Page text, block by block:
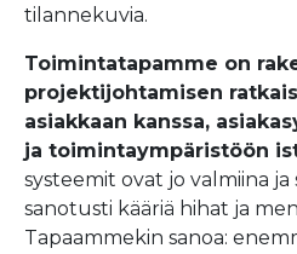
tilannekuvia.
Toimintatapamme on
projektijohtamisen
asiakkaan kanssa,
ja toimintaympäristöön
systeemit ovat jo valmiina ja
sanotusti kääriä hihat ja
Tapaammekin sanoa: